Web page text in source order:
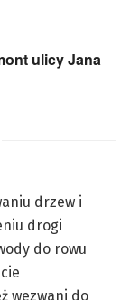
ulicy Jana
drzew i
drogi
do rowu
wezwani do